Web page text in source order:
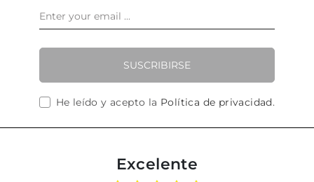
SUSCRIBIRSE
He leído y acepto la Política de privacidad.
Excelente